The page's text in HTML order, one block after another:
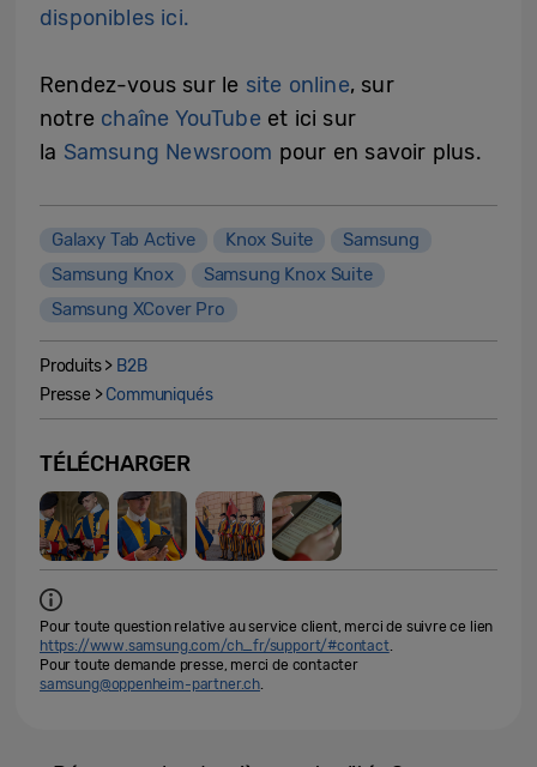
disponibles ici.
Rendez-vous sur le site online, sur
notre chaîne YouTube et ici sur
la Samsung Newsroom pour en savoir plus.
Galaxy Tab Active Knox Suite
Samsung
Samsung Knox
Samsung Knox Suite
Samsung XCover Pro
Produits > B2B
Presse >Communiqués
TÉLÉCHARGER
Pour toute question relative au service client, merci de suivre ce lien
https://www.samsung.com/ch_fr/support/#contact.
Pour toute demande presse, merci de contacter
samsung@oppenheim-partner.ch.